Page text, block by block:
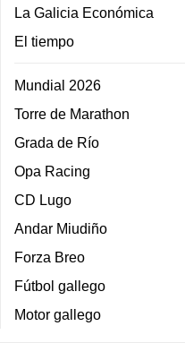
La Galicia Económica
El tiempo
Mundial 2026
Torre de Marathon
Grada de Río
Opa Racing
CD Lugo
Andar Miudiño
Forza Breo
Fútbol gallego
Motor gallego